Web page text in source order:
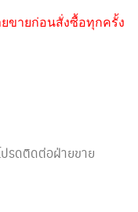
ขายก่อนสั่งซื้อทุกครั้ง
ปรดติดต่อฝ่ายขาย